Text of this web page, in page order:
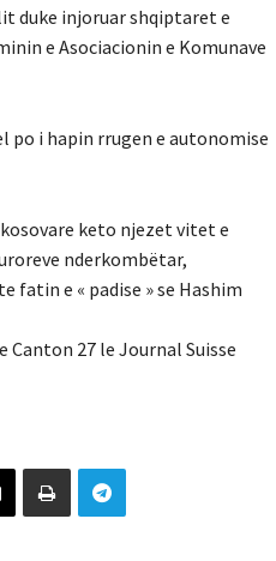
duke injoruar shqiptaret e
e Asociacionin e Komunave
po i hapin rrugen e autonomise
keto njezet vitet e
nderkombëtar,
fatin e « padise » se Hashim